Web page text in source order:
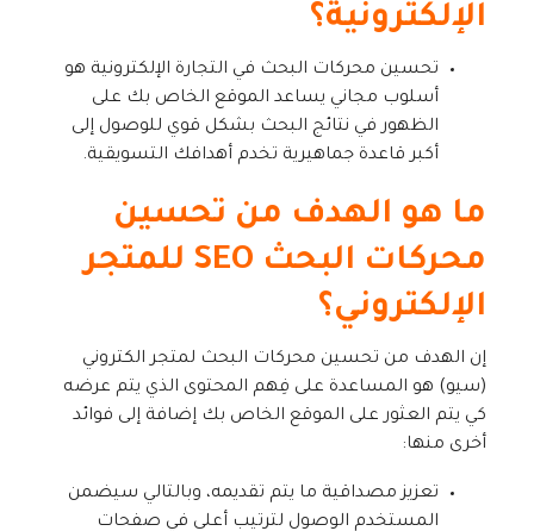
الإلكترونية؟
تحسين محركات البحث في التجارة الإلكترونية هو
أسلوب مجاني يساعد الموقع الخاص بك على
الظهور في نتائج البحث بشكل قوي للوصول إلى
أكبر قاعدة جماهيرية تخدم أهدافك التسويقية.
ما هو الهدف من تحسين
محركات البحث SEO للمتجر
الإلكتروني؟
إن الهدف من تحسين محركات البحث لمتجر الكتروني
(سيو) هو المساعدة على فِهم المحتوى الذي يتم عرضه
كي يتم العثور على الموقع الخاص بك إضافة إلى فوائد
أخرى منها:
تعزيز مصداقية ما يتم تقديمه، وبالتالي سيضمن
المستخدم الوصول لترتيب أعلى في صفحات